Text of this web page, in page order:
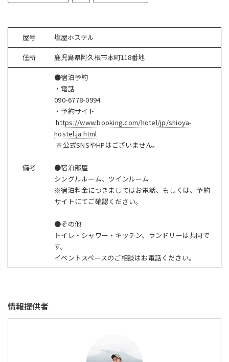
屋号 塩屋ホステル
住所 鹿児島県阿久根市本町118番地
備考
●宿泊予約
・電話
090-6778-0994
・予約サイト
https://www.booking.com/hotel/jp/shioya-
hostel.ja.html
※公式SNSやHPはございません。
●宿泊部屋
シングルルーム、ツインルーム
※宿泊料金につきましてはお電話、もしくは、予約
サイトにてご確認ください。
●その他
トイレ・シャワー・キッチン、ランドリーは共同で
す。
イベントスペースのご相談はお電話ください。
情報提供者